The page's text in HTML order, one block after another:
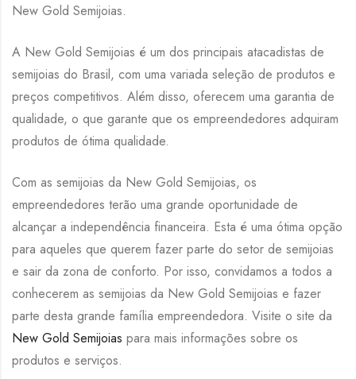
New Gold Semijoias.
A New Gold Semijoias é um dos principais atacadistas de
semijoias do Brasil, com uma variada seleção de produtos e
preços competitivos. Além disso, oferecem uma garantia de
qualidade, o que garante que os empreendedores adquiram
produtos de ótima qualidade.
Com as semijoias da New Gold Semijoias, os
empreendedores terão uma grande oportunidade de
alcançar a independência financeira. Esta é uma ótima opção
para aqueles que querem fazer parte do setor de semijoias
e sair da zona de conforto. Por isso, convidamos a todos a
conhecerem as semijoias da New Gold Semijoias e fazer
parte desta grande família empreendedora. Visite o site da
New Gold Semijoias para mais informações sobre os
produtos e serviços.